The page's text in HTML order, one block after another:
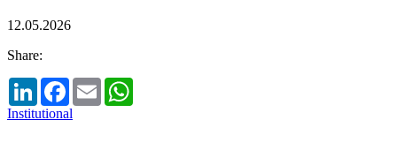
12.05.2026
Share:
LinkedInFacebook
Email
Institutional